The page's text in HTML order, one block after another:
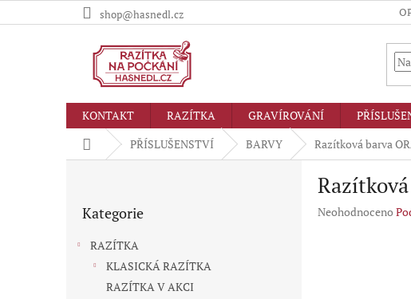
na
shop@hasnedl.cz
KONTAKT RAZÍTKA GRAVÍROVÁNÍ
Domů PŘÍSLUŠENSTVÍ BARVY Razítková barva
kategorie
Kategorie
RAZÍTKA
KLASICKÁ RAZÍTKA
RAZÍTKA V AKCI
Průměrné
Neohodnoceno